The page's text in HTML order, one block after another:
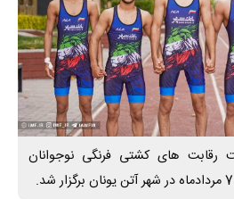
های کشتی فرنگی نوجوانان